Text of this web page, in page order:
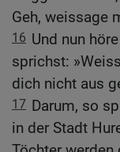
Geh, weissage
16 Und nun
sprichst:
dich nicht aus
17 Darum, so
in der Stadt